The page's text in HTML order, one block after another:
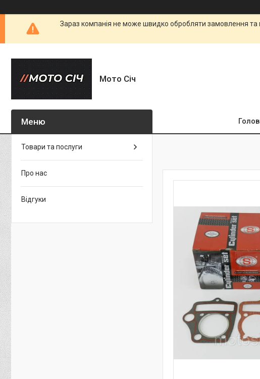
Зараз компанія не може швидко обробляти замовлення та
Мото Січ
Товари та послуги
Про нас
Відгуки